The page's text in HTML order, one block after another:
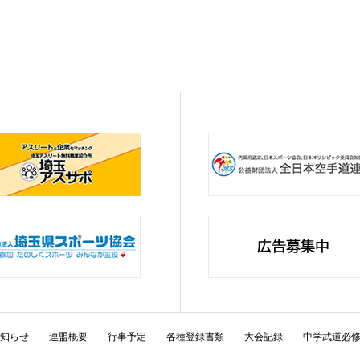
らせ 連盟概要 行事予定 各種登録書類 大会記録 中学武道必